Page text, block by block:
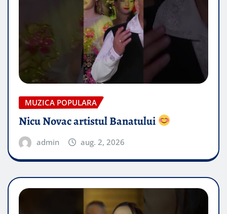
MUZICA POPULARA
Nicu Novac artistul Banatului
admin aug. 2, 2026